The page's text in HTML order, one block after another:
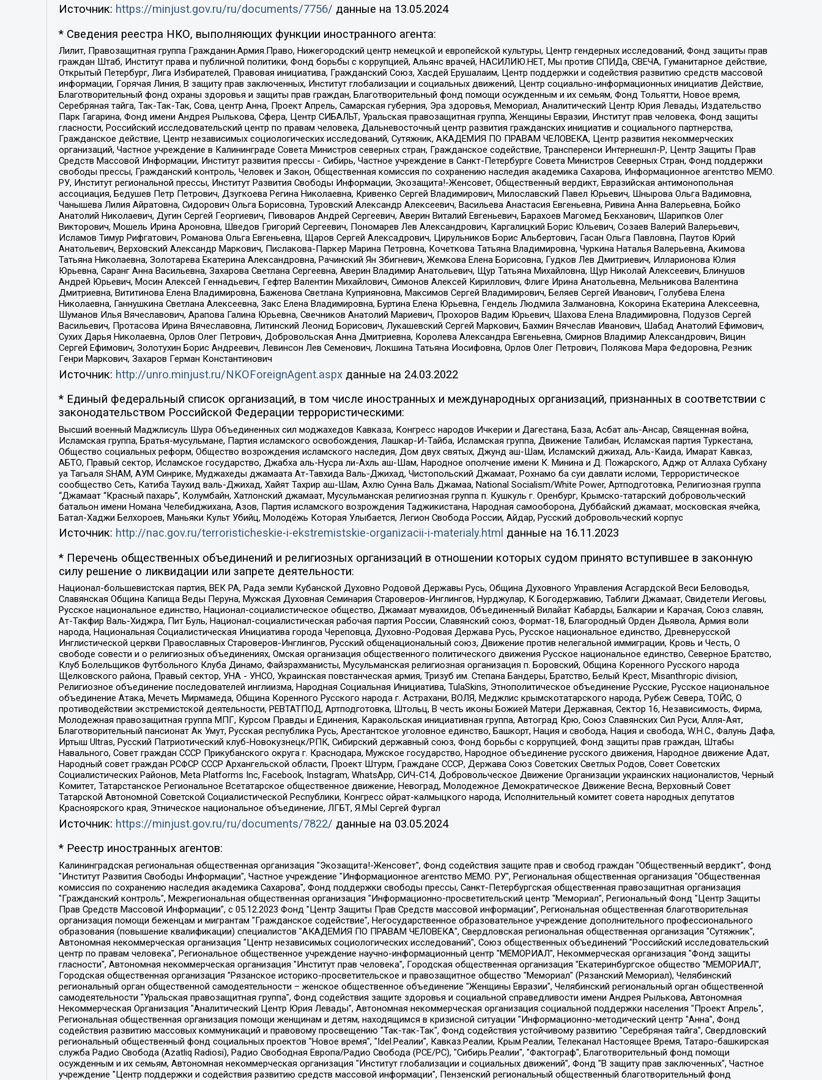
Источник: https://minjust.gov.ru/ru/documents/7756/ данные на 13.05.2024
* Сведения реестра НКО, выполняющих функции иностранного агента:
Лилит, Правозащитная группа Гражданин.Армия.Право, Нижегородский центр немецкой и европейской культуры, Центр гендерных исследований, Фонд защиты прав
граждан Штаб, Институт права и публичной политики, Фонд борьбы с коррупцией, Альянс врачей, НАСИЛИЮ.НЕТ, Мы против СПИДа, СВЕЧА, Гуманитарное действие,
Открытый Петербург, Лига Избирателей, Правовая инициатива, Гражданский Союз, Хасдей Ерушалаим, Центр поддержки и содействия развитию средств массовой
информации, Горячая Линия, В защиту прав заключенных, Институт глобализации и социальных движений, Центр социально-информационных инициатив Действие,
Благотворительный фонд охраны здоровья и защиты прав граждан, Благотворительный фонд помощи осужденным и их семьям, Фонд Тольятти, Новое время,
Серебряная тайга, Так-Так-Так, Сова, центр Анна, Проект Апрель, Самарская губерния, Эра здоровья, Мемориал, Аналитический Центр Юрия Левады, Издательство
Парк Гагарина, Фонд имени Андрея Рылькова, Сфера, Центр СИБАЛЬТ, Уральская правозащитная группа, Женщины Евразии, Институт прав человека, Фонд защиты
гласности, Российский исследовательский центр по правам человека, Дальневосточный центр развития гражданских инициатив и социального партнерства,
Гражданское действие, Центр независимых социологических исследований, Сутяжник, АКАДЕМИЯ ПО ПРАВАМ ЧЕЛОВЕКА, Центр развития некоммерческих
организаций, Частное учреждение в Калининграде Совета Министров северных стран, Гражданское содействие, Трансперенси Интернешнл-Р, Центр Защиты Прав
Средств Массовой Информации, Институт развития прессы - Сибирь, Частное учреждение в Санкт-Петербурге Совета Министров Северных Стран, Фонд поддержки
свободы прессы, Гражданский контроль, Человек и Закон, Общественная комиссия по сохранению наследия академика Сахарова, Информационное агентство МЕМО.
РУ, Институт региональной прессы, Институт Развития Свободы Информации, Экозащита!-Женсовет, Общественный вердикт, Евразийская антимонопольная
ассоциация, Бедушев Петр Петрович, Дзугкоева Регина Николаевна, Кривенко Сергей Владимирович, Милославский Павел Юрьевич, Шнырова Ольга Вадимовна,
Чанышева Лилия Айратовна, Сидорович Ольга Борисовна, Туровский Александр Алексеевич, Васильева Анастасия Евгеньевна, Ривина Анна Валерьевна, Бойко
Анатолий Николаевич, Дугин Сергей Георгиевич, Пивоваров Андрей Сергеевич, Аверин Виталий Евгеньевич, Барахоев Магомед Бекханович, Шарипков Олег
Викторович, Мошель Ирина Ароновна, Шведов Григорий Сергеевич, Пономарев Лев Александрович, Каргалицкий Борис Юльевич, Созаев Валерий Валерьевич,
Исламов Тимур Рифгатович, Романова Ольга Евгеньевна, Щаров Сергей Алексадрович, Цирульников Борис Альбертович, Гасан Ольга Павловна, Паутов Юрий
Анатольевич, Верховский Александр Маркович, Пислакова-Паркер Марина Петровна, Кочеткова Татьяна Владимировна, Чуркина Наталья Валерьевна, Акимова
Татьяна Николаевна, Золотарева Екатерина Александровна, Рачинский Ян Збигневич, Жемкова Елена Борисовна, Гудков Лев Дмитриевич, Илларионова Юлия
Юрьевна, Саранг Анна Васильевна, Захарова Светлана Сергеевна, Аверин Владимир Анатольевич, Щур Татьяна Михайловна, Щур Николай Алексеевич, Блинушов
Андрей Юрьевич, Мосин Алексей Геннадьевич, Гефтер Валентин Михайлович, Симонов Алексей Кириллович, Флиге Ирина Анатольевна, Мельникова Валентина
Дмитриевна, Вититинова Елена Владимировна, Баженова Светлана Куприяновна, Максимов Сергей Владимирович, Беляев Сергей Иванович, Голубева Елена
Николаевна, Ганнушкина Светлана Алексеевна, Закс Елена Владимировна, Буртина Елена Юрьевна, Гендель Людмила Залмановна, Кокорина Екатерина Алексеевна,
Шуманов Илья Вячеславович, Арапова Галина Юрьевна, Свечников Анатолий Мариевич, Прохоров Вадим Юрьевич, Шахова Елена Владимировна, Подузов Сергей
Васильевич, Протасова Ирина Вячеславовна, Литинский Леонид Борисович, Лукашевский Сергей Маркович, Бахмин Вячеслав Иванович, Шабад Анатолий Ефимович,
Сухих Дарья Николаевна, Орлов Олег Петрович, Добровольская Анна Дмитриевна, Королева Александра Евгеньевна, Смирнов Владимир Александрович, Вицин
Сергей Ефимович, Золотухин Борис Андреевич, Левинсон Лев Семенович, Локшина Татьяна Иосифовна, Орлов Олег Петрович, Полякова Мара Федоровна, Резник
Генри Маркович, Захаров Герман Константинович
Источник: http://unro.minjust.ru/NKOForeignAgent.aspxданные на 24.03.2022
* Единый федеральный список организаций, в том числе иностранных и международных организаций, признанных в соответствии с
законодательством Российской Федерации террористическими:
Высший военный Маджлисуль Шура Объединенных сил моджахедов Кавказа, Конгресс народов Ичкерии и Дагестана, База, Асбат аль-Ансар, Священная война,
Исламская группа, Братья-мусульмане, Партия исламского освобождения, Лашкар-И-Тайба, Исламская группа, Движение Талибан, Исламская партия Туркестана,
Общество социальных реформ, Общество возрождения исламского наследия, Дом двух святых, Джунд аш-Шам, Исламский джихад, Аль-Каида, Имарат Кавказ,
АБТО, Правый сектор, Исламское государство, Джабха аль-Нусра ли-Ахль аш-Шам, Народное ополчение имени К. Минина и Д. Пожарского, Аджр от Аллаха Субхану
уа Тагьаля SHAM, АУМ Синрике, Муджахеды джамаата Ат-Тавхида Валь-Джихад, Чистопольский Джамаат, Рохнамо ба суи давлати исломи, Террористическое
сообщество Сеть, Катиба Таухид валь-Джихад, Хайят Тахрир аш-Шам, Ахлю Сунна Валь Джамаа, National Socialism/White Power, Артподготовка, Религиозная группа
“Джамаат “Красный пахарь”, Колумбайн, Хатлонский джамаат, Мусульманская религиозная группа п. Кушкуль г. Оренбург, Крымско-татарский добровольческий
батальон имени Номана Челебиджихана, Азов, Партия исламского возрождения Таджикистана, Народная самооборона, Дуббайский джамаат, московская ячейка,
Батал-Хаджи Белхороев, Маньяки Культ Убийц, Молодёжь Которая Улыбается, Легион Свобода России, Айдар, Русский добровольческий корпус
Источник: http://nac.gov.ru/terroristicheskie-i-ekstremistskie-organizacii-i-materialy.html данные на 16.11.2023
* Перечень общественных объединений и религиозных организаций в отношении которых судом принято вступившее в законную
силу решение о ликвидации или запрете деятельности:
Национал-большевистская партия, ВЕК РА, Рада земли Кубанской Духовно Родовой Державы Русь, Община Духовного Управления Асгардской Веси Беловодья,
Славянская Община Капища Веды Перуна, Мужская Духовная Семинария Староверов-Инглингов, Нурджулар, К Богодержавию, Таблиги Джамаат, Свидетели Иеговы,
Русское национальное единство, Национал-социалистическое общество, Джамаат мувахидов, Объединенный Вилайат Кабарды, Балкарии и Карачая, Союз славян,
Ат-Такфир Валь-Хиджра, Пит Буль, Национал-социалистическая рабочая партия России, Славянский союз, Формат-18, Благородный Орден Дьявола, Армия воли
народа, Национальная Социалистическая Инициатива города Череповца, Духовно-Родовая Держава Русь, Русское национальное единство, Древнерусской
Инглистической церкви Православных Староверов-Инглингов, Русский общенациональный союз, Движение против нелегальной иммиграции, Кровь и Честь, О
свободе совести и о религиозных объединениях, Омская организация общественного политического движения Русское национальное единство, Северное Братство,
Клуб Болельщиков Футбольного Клуба Динамо, Файзрахманисты, Мусульманская религиозная организация п. Боровский, Община Коренного Русского народа
Щелковского района, Правый сектор, УНА - УНСО, Украинская повстанческая армия, Тризуб им. Степана Бандеры, Братство, Белый Крест, Misanthropic division,
Религиозное объединение последователей инглиизма, Народная Социальная Инициатива, TulaSkins, Этнополитическое объединение Русские, Русское национальное
объединение Атака, Мечеть Мирмамеда, Община Коренного Русского народа г. Астрахани, ВОЛЯ, Меджлис крымскотатарского народа, Рубеж Севера, ТОЙС, О
противодействии экстремистской деятельности, РЕВТАТПОД, Артподготовка, Штольц, В честь иконы Божией Матери Державная, Сектор 16, Независимость, Фирма,
Молодежная правозащитная группа МПГ, Курсом Правды и Единения, Каракольская инициативная группа, Автоград Крю, Союз Славянских Сил Руси, Алля-Аят,
Благотворительный пансионат Ак Умут, Русская республика Русь, Арестантское уголовное единство, Башкорт, Нация и свобода, Нация и свобода, W.H.С., Фалунь Дафа,
Иртыш Ultras, Русский Патриотический клуб-Новокузнецк/РПК, Сибирский державный союз, Фонд борьбы с коррупцией, Фонд защиты прав граждан, Штабы
Навального, Совет граждан СССР Прикубанского округа г. Краснодара, Мужское государство, Народное объединение русского движения, Народное движение Адат,
Народный совет граждан РСФСР СССР Архангельской области, Проект Штурм, Граждане СССР, Держава Союз Советских Светлых Родов, Совет Советских
Социалистических Районов, Meta Platforms Inc, Facebook, Instagram, WhatsApp, СИЧ-С14, Добровольческое Движение Организации украинских националистов, Черный
Комитет, Татарстанское Региональное Всетатарское общественное движение, Невоград, Молодежное Демократическое Движение Весна, Верховный Совет
Татарской Автономной Советской Социалистической Республики, Конгресс ойрат-калмыцкого народа, Исполнительный комитет совета народных депутатов
Красноярского края, Этническое национальное объединение, ЛГБТ, Я.МЫ Сергей Фургал
Источник: https://minjust.gov.ru/ru/documents/7822/ данные на 03.05.2024
* Реестр иностранных агентов:
Калининградская региональная общественная организация "Экозащита!-Женсовет", Фонд содействия защите прав и свобод граждан "Общественный вердикт", Фонд "Институт Развития Свободы Информации", Частное учреждение "Информационное агентство МЕМО. РУ", Региональная общественная организация "Общественная комиссия по сохранению наследия академика Сахарова", Фонд поддержки свободы прессы, Санкт-Петербургская общественная правозащитная организация "Гражданский контроль", Межрегиональная общественная организация "Информационно-просветительский центр "Мемориал", Региональный Фонд "Центр Защиты Прав Средств Массовой Информации", с 05.12.2023 Фонд "Центр Защиты Прав Средств массовой информации", Региональная общественная благотворительная организация помощи беженцам и мигрантам "Гражданское содействие", Негосударственное образовательное учреждение дополнительного профессионального образования (повышение квалификации) специалистов "АКАДЕМИЯ ПО ПРАВАМ ЧЕЛОВЕКА", Свердловская региональная общественная организация "Сутяжник", Автономная некоммерческая организация "Центр независимых социологических исследований", Союз общественных объединений "Российский исследовательский центр по правам человека", Региональное общественное учреждение научно-информационный центр "МЕМОРИАЛ", Некоммерческая организация "Фонд защиты гласности", Автономная некоммерческая организация "Институт прав человека", Городская общественная организация "Екатеринбургское общество "МЕМОРИАЛ", Городская общественная организация "Рязанское историко-просветительское и правозащитное общество "Мемориал" (Рязанский Мемориал), Челябинский региональный орган общественной самодеятельности – женское общественное объединение "Женщины Евразии", Челябинский региональный орган общественной самодеятельности "Уральская правозащитная группа", Фонд содействия защите здоровья и социальной справедливости имени Андрея Рылькова, Автономная Некоммерческая Организация "Аналитический Центр Юрия Левады", Автономная некоммерческая организация социальной поддержки населения "Проект Апрель", Региональная общественная организация помощи женщинам и детям, находящимся в кризисной ситуации "Информационно-методический центр "Анна", Фонд содействия развитию массовых коммуникаций и правовому просвещению "Так-так-Так", Фонд содействия устойчивому развитию "Серебряная тайга", Свердловский региональный общественный фонд социальных проектов "Новое время", "Idel.Реалии", Кавказ.Реалии, Крым.Реалии, Телеканал Настоящее Время, Татаро-башкирская служба Радио Свобода (Azatliq Radiosi), Радио Свободная Европа/Радио Свобода (PCE/PC), "Сибирь.Реалии", "Фактограф", Благотворительный фонд помощи осужденным и их семьям, Автономная некоммерческая организация "Институт глобализации и социальных движений", Фонд "В защиту прав заключенных", Частное учреждение "Центр поддержки и содействия развитию средств массовой информации", Пензенский региональный общественный благотворительный фонд "Гражданский союз", "Север.Реалии", Некоммерческая организация Фонд "Правовая инициатива", Общество с ограниченной ответственностью "Радио Свободная Европа/Радио Свобода", Чешское информационное агентство "MEDIUM-ORIENT", Красноярская региональная общественная организация "Мы против СПИДа", Камалягин Денис Николаевич, Маркелов Сергей Евгеньевич, Пономарев Лев Александрович, Савицкая Людмила Алексеевна, Автономная некоммерческая организация "Центр по работе с проблемой насилия "НАСИЛИЮ.НЕТ", Межрегиональный профессиональный союз работников здравоохранения "Альянс врачей", Юридическое лицо, зарегистрированное в Латвийской Республике, SIA "Medusa Project" (регистрационный номер 40103797863, дата регистрации 10.06.2014), Некоммерческая организация "Фонд по борьбе с коррупцией", Автономная некоммерческая организация "Институт права и публичной политики", Баданин Роман Сергеевич, Гликин Максим Александрович, Железнова Мария Михайловна, Лукьянова Юлия Сергеевна, Маетная Елизавета Витальевна, Маняхин Петр Борисович, Чуракова Ольга Владимировна, Ярош Юлия Петровна, Юридическое лицо "The Insider SIA", зарегистрированное в Риге, Латвийская Республика (дата регистрации 26.06.2015), являющееся администратором доменного имени интернет-издания "The Insider SIA", https://theins.ru, Постернак Алексей Евгеньевич, Рубин Михаил Аркадьевич, Анин Роман Александрович, Юридическое лицо Istories fonds, зарегистрированное в Латвийской Республике (регистрационный номер 50008295751, дата регистрации 24.02.2020), Великовский Дмитрий Александрович, Долинина Ирина Николаевна, Мароховская Алеся Алексеевна, Шлейнов Роман Юрьевич, Шмагун Олеся Валентиновна, Общество с ограниченной ответственностью "Альтаир 2021", Общество с ограниченной ответственностью "Вега 2021", Общество с ограниченной ответственностью "Главный редактор 2021", Общество с ограниченной ответственностью "Ромашки монолит", Важенков Артем Валерьевич, Ивановская областная общественная организация "Центр гендерных исследований", Гурман Юрий Альбертович, Медиапроект "ОВД-Инфо", Егоров Владимир Владимирович, Жилинский Владимир Александрович, Общество с ограниченной ответственностью "ЗП", Иванова София Юрьевна, Карезина Инна Павловна, Кильтау Екатерина Викторовна, Петров Алексей Викторович, Пискунов Сергей Евгеньевич, Смирнов Сергей Сергеевич, Тихонов Михаил Сергеевич, Общество с ограниченной ответственностью "ЖУРНАЛИСТ-ИНОСТРАННЫЙ АГЕНТ", Арапова Галина Юрьевна, Вольтская Татьяна Анатольевна, Американская компания "Mason G.E.S. Anonymous Foundation" (США), являющаяся владельцем интернет-издания https://mnews.world/, Компания "Stichting Bellingcat", зарегистрированная в Нидерландах (дата регистрации 11.07.2018), Захаров Андрей Вячеславович, Клепиковская Екатерина Дмитриевна, Общество с ограниченной ответственностью "МЕМО", Перл Роман Александрович, Симонов Евгений Алексеевич, Соловьева Елена Анатольевна, Сотников Даниил Владимирович, Сурначева Елизавета Дмитриевна, Автономная некоммерческая организация по защите прав человека и информированию населения "Якутия – Наше Мнение", Общество с ограниченной ответственностью "Москоу диджитал медиа", с 26.01.2023 Общество с ограниченной ответственностью "Чайка Белые сады", Ветошкина Валерия Валерьевна, Заговора Максим Александрович, Межрегиональное общественное движение "Российская ЛГБТ - сеть", Оленичев Максим Владимирович, Павлов Иван Юрьевич, Скворцова Елена Сергеевна, Общество с ограниченной ответственностью "Как бы инагент", Кочетков Игорь Викторович, Общество с ограниченной ответственностью "Честные выборы", Еланчик Олег Александрович, Общество с ограниченной ответственностью "Нобелевский призыв", Гималова Регина Эмилевна, Григорьев Андрей Валерьевич, Григорьева Алина Александровна, Ассоциация по содействию защите прав призывников, альтернативнослужащих и военнослужащих "Правозащитная группа "Гражданин.Армия.Право", Хисамова Регина Фаритовна, Автономная некоммерческая организация по реализации социально-правовых программ "Лилит", Дальневосточное общественное движение "Маяк", Санкт-Петербургская ЛГБТ-инициативная группа "Выход", Инициативная группа ЛГБТ+ "Реверс", Алексеев Андрей Викторович, Бекбулатова Таисия Львовна, Беляев Иван Михайлович, Владыкина Елена Сергеевна, Гельман Марат Александрович, Никульшина Вероника Юрьевна, Толоконникова Надежда Андреевна, Шендерович Виктор Анатольевич, Общество с ограниченной ответственностью "Данное сообщение", Общество с ограниченной ответственностью Издательский дом "Новая глава", Айнбиндер Александра Александровна, Московский комьюнити-центр для ЛГБТ+инициатив, Благотворительный фонд развития филантропии, Deutsche Welle (Германия, Kurt-Schumacher-Strasse 3, 53113 Bonn), Борзунова Мария Михайловна, Воробьев Виктор Викторович, Голубева Анна Львовна, Константинова Алла Михайловна, Малкова Ирина Владимировна, Мурадов Мурад Абдулгалимович, Осетинская Елизавета Николаевна, Понасенков Евгений Николаевич, Ганапольский Матвей Юрьевич, Киселев Евгений Алексеевич, Борухович Ирина Григорьевна, Дремин Иван Тимофеевич, Дубровский Дмитрий Викторович, Красноярская региональная общественная организация поддержки и развития альтернативных образовательных технологий и межкультурных коммуникаций "ИНТЕРРА", Маяковская Екатерина Алексеевна, Фейгин Марк Захарович, Филимонов Андрей Викторович, Дзугкоева Регина Николаевна, Доброхотов Роман Александрович, Дудь Юрий Александрович, Елкин Сергей Владимирович, Кругликов Кирилл Игоревич, Сабунаева Мария Леонидовна, Семенов Алексей Владимирович, Шаинян Карен Багратович, Шульман Екатерина Михайловна, Асафьев Артур Валерьевич, Вахштайн Виктор Семенович, Венедиктов Алексей Алексеевич, Лушникова Екатерина Евгеньевна, Волков Леонид Михайлович, Невзоров Александр Глебович, Пархоменко Сергей Борисович, Сироткин Ярослав Николаевич, Кара-Мурза Владимир Владимирович, Баранова Наталья Владимировна, Гозман Леонид Яковлевич, Кагарлицкий Борис Юльевич, Климарев Михаил Валерьевич, Милов Владимир Станиславович, Автономная некоммерческая организация Краснодарский центр современного искусства "Типография", Моргенштерн Алишер Тагирович, Соболь Любовь Эдуардовна, Общество с ограниченной ответственностью "ЛИЗА НОРМ", Каспаров Гарри Кимович, Ходорковский Михаил Борисович, Общество с ограниченной ответственностью "Апрельские тезисы", Данилович Ирина Брониславовна, Кашин Олег Владимирович, Петров Николай Владимирович, Пивоваров Алексей Владимирович, Соколов Михаил Владимирович, Цветкова Юлия Владимировна, Чичваркин Евгений Александрович, Комитет против пыток/Команда против пыток, Общество с ограниченной ответственностью "Первый научный", Общество с ограниченной ответственностью "Вертолет и ко", Белоцерковская Вероника Борисовна, Кац Максим Евгеньевич, Лазарева Татьяна Юрьевна, Шаведдинов Руслан Табризович, Яшин Илья Валерьевич, Общество с ограниченной ответственностью "Иноагент ААВ", Алешковский Дмитрий Петрович, Альбац Евгения Марковна, Быков Дмитрий Львович, Галямина Юлия Евгеньевна, Лойко Сергей Леонидович, Мартынов Кирилл Константинович, Медведев Сергей Александрович, Крашенинников Федор Геннадиевич, Гордеева Катерина Вл